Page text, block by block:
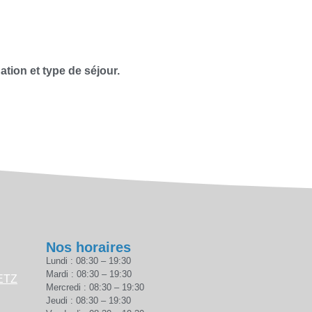
et type de séjour.
Nos horaires
Lundi : 08:30 – 19:30
Mardi : 08:30 – 19:30
Mercredi : 08:30 – 19:30
Jeudi : 08:30 – 19:30